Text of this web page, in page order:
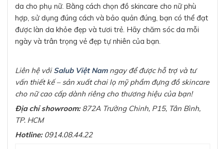
da cho phụ nữ. Bằng cách chọn đồ skincare cho nữ phù
hợp, sử dụng đúng cách và bảo quản đúng, bạn có thể đạt
được làn da khỏe đẹp và tươi trẻ. Hãy chăm sóc da mỗi
ngày và trân trọng vẻ đẹp tự nhiên của bạn.
Liên hệ với Salub Việt Namngay để được hỗ trợ và tư
vấn thiết kế – sản xuất chai lọ mỹ phẩm đựng đồ skincare
cho nữ cao cấp dành riêng cho thương hiệu của bạn!
Địa chỉ showroom:872A Trường Chinh, P15, Tân Bình,
TP. HCM
Hotline:0914.08.44.22